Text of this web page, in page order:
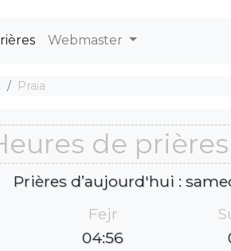
Webmaster
Praia
de
Prières d’aujourd'hui :
Fejr
04:56